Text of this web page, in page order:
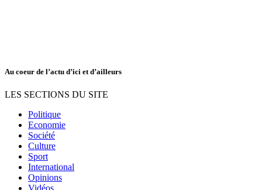
Au coeur de l’actu d’ici et d’ailleurs
LES SECTIONS DU SITE
Politique
Economie
Société
Culture
Sport
International
Opinions
Vidéos